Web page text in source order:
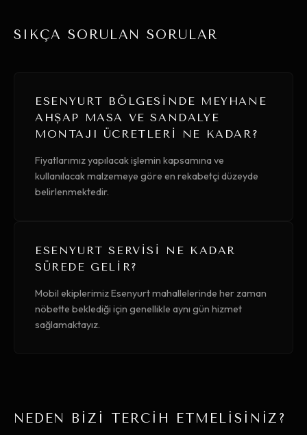
SIKÇA SORULAN SORULAR
ESENYURT BÖLGESINDE MEYHANE
AHŞAP MASA VE SANDALYE
MONTAJI ÜCRETLERI NE KADAR?
Fiyatlarımız yapılacak işlemin kapsamına ve
kullanılacak malzemeye göre en rekabetçi düzeyde
belirlenmektedir.
ESENYURT SERVISI NE KADAR
SÜREDE GELIR?
Mobil ekiplerimiz Esenyurt mahallelerinde her zaman
nöbette beklediği için genellikle aynı gün hizmet
sağlamaktayız.
NEDEN BİZİ TERCİH ETMELİSİNİZ?